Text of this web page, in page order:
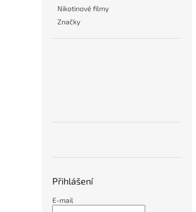
Nikotinové filmy
Značky
Přihlášení
E-mail